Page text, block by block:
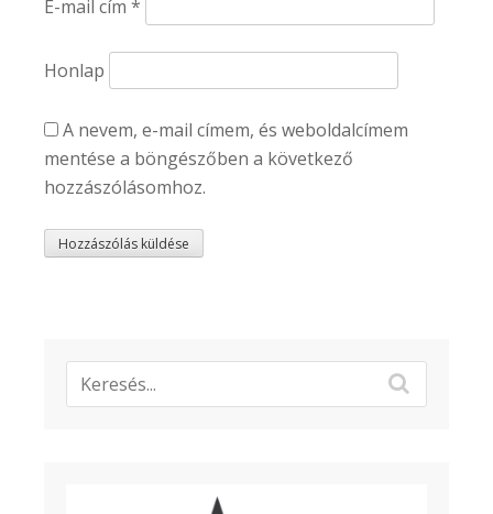
E-mail cím *
Honlap
A nevem, e-mail címem, és weboldalcímem
mentése a böngészőben a következő
hozzászólásomhoz.